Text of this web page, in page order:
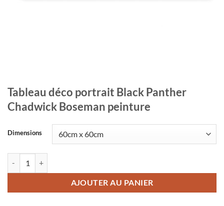
Tableau déco portrait Black Panther
Chadwick Boseman peinture
Dimensions
AJOUTER AU PANIER